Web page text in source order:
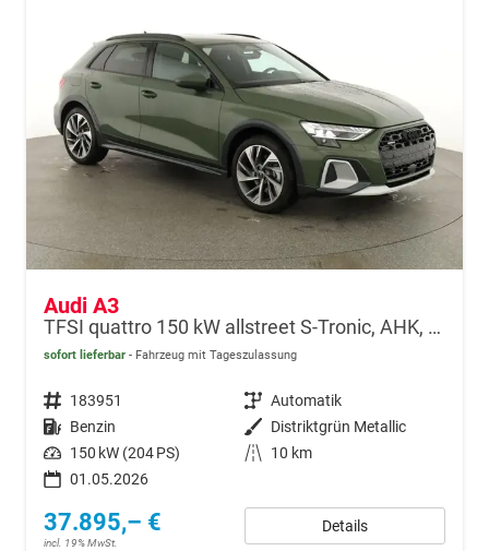
Audi A3
TFSI quattro 150 kW allstreet S-Tronic, AHK, Navi, 18-Zoll, 5-J. Garantie
sofort lieferbar Fahrzeug mit Tageszulassung
Fahrzeugnr. 183951 Getriebe Automatik
Kraftstoff Benzin Außenfarbe Distriktgrün Metallic
Leistung 150 kW (204 PS) Kilometerstand
10 km
01.05.2026
37.895,– €
incl. 19% MwSt.
Details